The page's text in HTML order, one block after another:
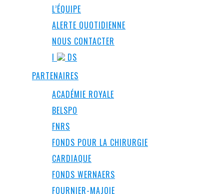
L’ÉQUIPE
ALERTE QUOTIDIENNE
NOUS CONTACTER
I
DS
PARTENAIRES
ACADÉMIE ROYALE
BELSPO
FNRS
FONDS POUR LA CHIRURGIE
CARDIAQUE
FONDS WERNAERS
FOURNIER-MAJOIE